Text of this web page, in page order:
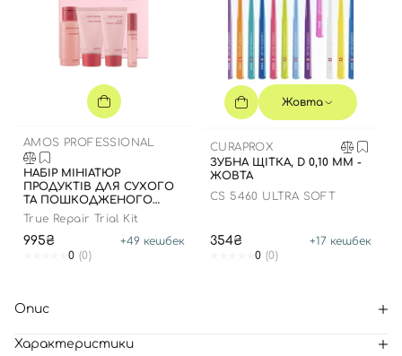
AMOS PROFESSIONAL
НАБІР МІНІАТЮР
ПРОДУКТІВ ДЛЯ СУХОГО
ТА ПОШКОДЖЕНОГО
ВОЛОССЯ
True Repair Trial Kit
995₴ +49 кешбек
0 (0)
Жовта
CURAPROX
ЗУБНА ЩІТКА, D 0,10 ММ -
ЖОВТА
CS 5460 ULTRA SOFT
354₴ +17 кешбек
0 (0)
Опис
Характеристики